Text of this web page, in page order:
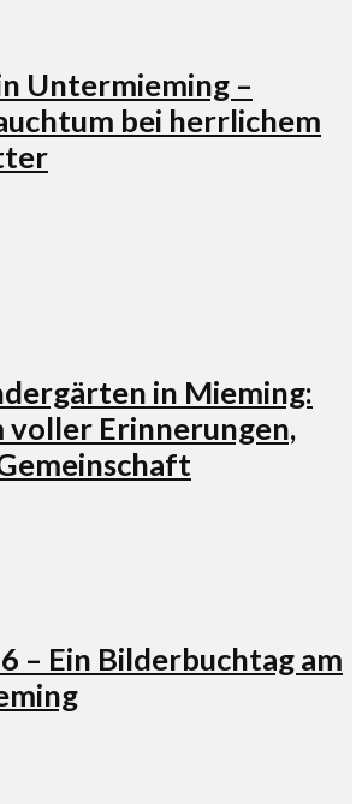
Untermieming –
bei herrlichem
in Mieming:
voller Erinnerungen,
– Ein Bilderbuchtag am